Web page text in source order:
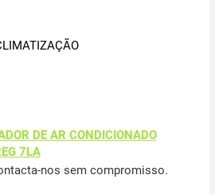
DE AR CONDICIONADO
7LA
nos sem compromisso.